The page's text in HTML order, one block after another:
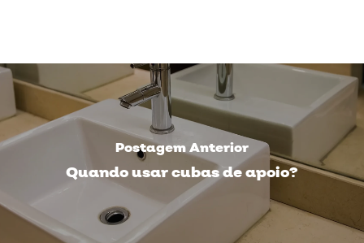
Postagem Anterior
Quando usar cubas de apoio?